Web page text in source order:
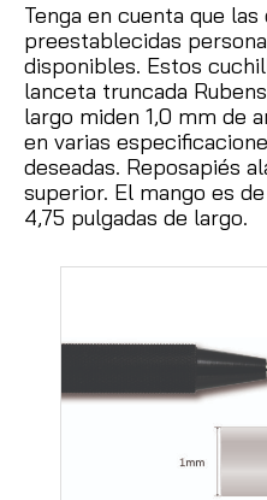
Tenga en cuenta que
preestablecidas
disponibles. Estos
lanceta truncada
largo miden 1,0 mm de
en varias
deseadas. Reposapiés
superior. El mango es
4,75 pulgadas de largo.